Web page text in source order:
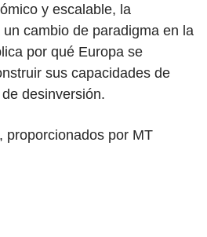
y escalable, la
cambio de paradigma en la
por qué Europa se
sus capacidades de
desinversión.
, proporcionados por MT